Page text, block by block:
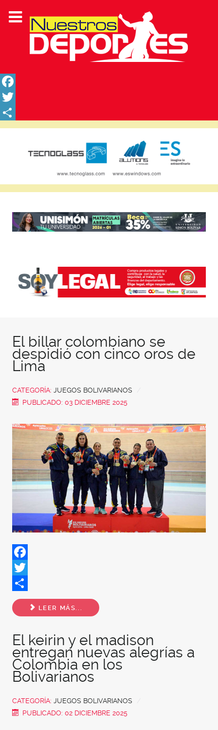
Facebook
Twitter
Share
El billar colombiano se
despidió con cinco oros de
Lima
CATEGORÍA: JUEGOS BOLIVARIANOS
PUBLICADO: 03 DICIEMBRE 2025
Facebook
Twitter
Share
LEER MÁS...
El keirin y el madison
entregan nuevas alegrías a
Colombia en los
Bolivarianos
CATEGORÍA: JUEGOS BOLIVARIANOS
PUBLICADO: 02 DICIEMBRE 2025